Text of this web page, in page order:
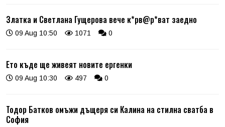
Златка и Светлана Гущерова вече к*рв@р*ват заедно
09 Aug 10:50 1071 0
Ето къде ще живеят новите ергенки
09 Aug 10:30 497 0
Тодор Батков омъжи дъщеря си Калина на стилна сватба в
София